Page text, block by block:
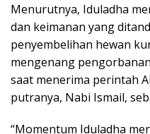
Menurutnya, Iduladha
dan keimanan yang
penyembelihan hewan
mengenang
saat menerima perintah
putranya, Nabi Ismail,
“Momentum Iduladha